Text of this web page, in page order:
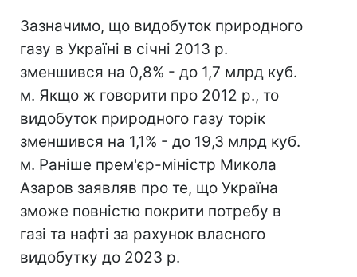
Зазначимо, що видобуток природного
газу в Україні в січні 2013 р.
зменшився на 0,8% - до 1,7 млрд куб.
м. Якщо ж говорити про 2012 р., то
видобуток природного газу торік
зменшився на 1,1% - до 19,3 млрд куб.
м. Раніше прем'єр-міністр Микола
Азаров заявляв про те, що Україна
зможе повністю покрити потребу в
газі та нафті за рахунок власного
видобутку до 2023 р.